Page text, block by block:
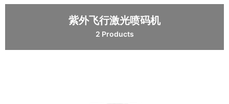
紫外飞行激光喷码机
2 Products